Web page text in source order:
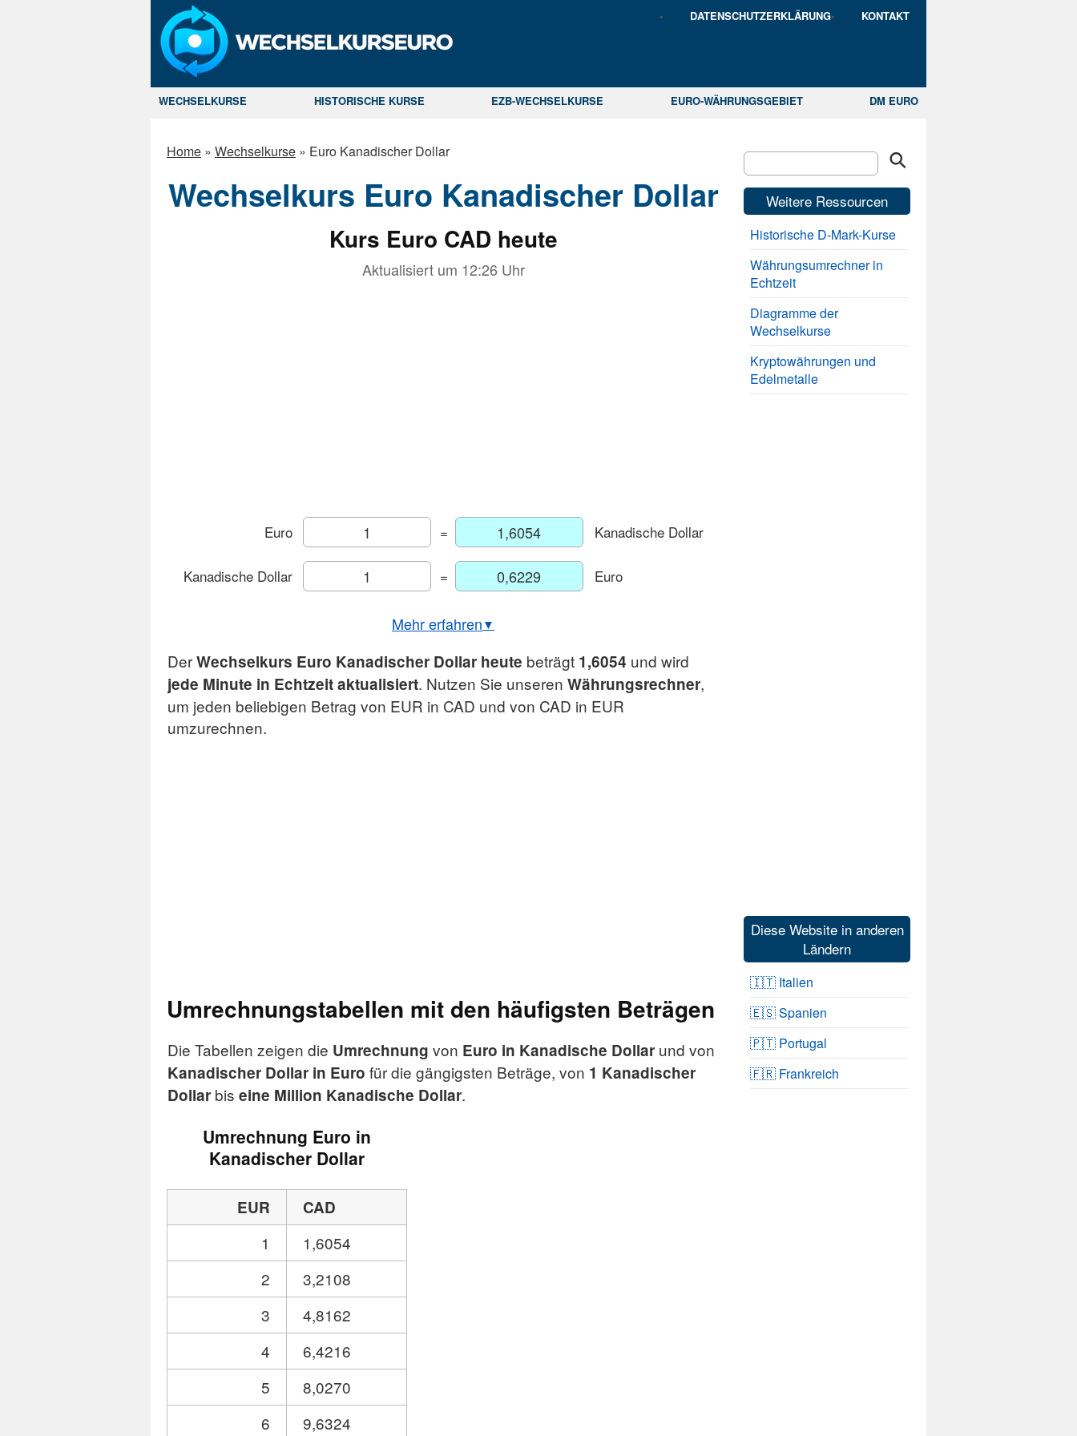
DATENSCHUTZERKLÄRUNG KONTAKT
WECHSELKURSE HISTORISCHE KURSE EZB-WECHSELKURSE EURO-WÄHRUNGSGEBIET DM EURO
Home » Wechselkurse » Euro Kanadischer Dollar
Wechselkurs Euro Kanadischer Dollar
Kurs Euro CAD heute
Aktualisiert um 12:26Uhr
Euro = Kanadische Dollar
Kanadische Dollar = Euro
Mehr erfahren▼
USD/CAD Echtzeitkurs
Chart Euro/Kanadischer Dollar
EUR/CAD Historisch
DerWechselkurs Euro Kanadischer Dollar heute beträgt 1,6054 und wird
jede Minute in Echtzeit aktualisiert. Nutzen Sie unseren Währungsrechner,
um jeden beliebigen Betrag von EUR in CAD und von CAD in EUR
umzurechnen.
Umrechnungstabellen mit den häufigsten Beträgen
Die Tabellen zeigen die Umrechnung von Euro in Kanadische Dollar und von
Kanadischer Dollar in Euro für die gängigsten Beträge, von 1 Kanadischer
Dollar bis eine Million Kanadische Dollar.
Umrechnung Euro in
Kanadischer Dollar
EUR
CAD
1
1,6054
2
3,2108
3
4,8162
4
6,4216
5
8,0270
6
9,6324
Weitere Ressourcen
Historische D-Mark-Kurse
Währungsumrechner in
Echtzeit
Diagramme der
Wechselkurse
Kryptowährungen und
Edelmetalle
Diese Website in anderen
Ländern
🇮🇹 Italien
🇪🇸 Spanien
🇵🇹 Portugal
🇫🇷 Frankreich